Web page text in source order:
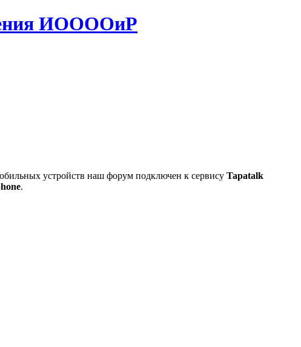
ИООООиР
устройств наш форум подключен к сервису Tapatalk
.